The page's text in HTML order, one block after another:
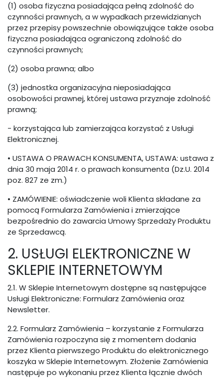
(1) osoba fizyczna posiadająca pełną zdolność do
czynności prawnych, a w wypadkach przewidzianych
przez przepisy powszechnie obowiązujące także osoba
fizyczna posiadająca ograniczoną zdolność do
czynności prawnych;
(2) osoba prawna; albo
(3) jednostka organizacyjna nieposiadająca
osobowości prawnej, której ustawa przyznaje zdolność
prawną;
- korzystająca lub zamierzająca korzystać z Usługi
Elektronicznej.
• USTAWA O PRAWACH KONSUMENTA, USTAWA: ustawa z
dnia 30 maja 2014 r. o prawach konsumenta (Dz.U. 2014
poz. 827 ze zm.)
• ZAMÓWIENIE: oświadczenie woli Klienta składane za
pomocą Formularza Zamówienia i zmierzające
bezpośrednio do zawarcia Umowy Sprzedaży Produktu
ze Sprzedawcą.
2. USŁUGI ELEKTRONICZNE W
SKLEPIE INTERNETOWYM
2.1. W Sklepie Internetowym dostępne są następujące
Usługi Elektroniczne: Formularz Zamówienia oraz
Newsletter.
2.2. Formularz Zamówienia – korzystanie z Formularza
Zamówienia rozpoczyna się z momentem dodania
przez Klienta pierwszego Produktu do elektronicznego
koszyka w Sklepie Internetowym. Złożenie Zamówienia
następuje po wykonaniu przez Klienta łącznie dwóch